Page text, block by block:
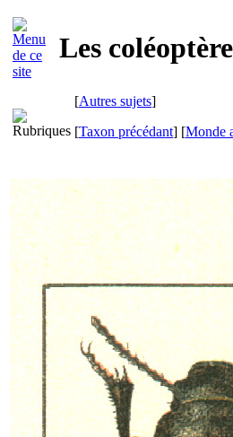
Les
[Autres sujets]
[Taxon précédant] [Monde